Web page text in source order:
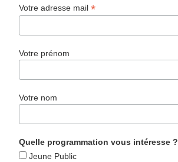
Votre adresse mail*
Votre prénom
Votre nom
Quelle programmation vous intéresse ?
Jeune Public